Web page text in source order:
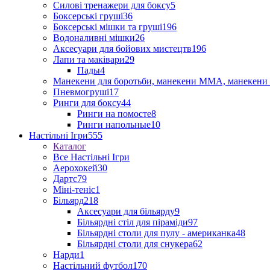
Силові тренажери для боксу5
Боксерські груші36
Боксерські мішки та груші196
Водоналивні мішки26
Аксесуари для бойових мистецтв196
Лапи та маківари29
Пады4
Манекени для боротьби, манекени ММА, манекени
Пневмогруші17
Ринги для боксу44
Ринги на помосте8
Ринги напольные10
Настільні Ігри555
Каталог
Все Настільні Ігри
Аерохокей30
Дартс79
Міні-теніс1
Більярд218
Аксесуари для більярду9
Більярдні стіл для піраміди97
Більярдні столи для пулу - американка48
Більярдні столи для снукера62
Нарди1
Настільний футбол170